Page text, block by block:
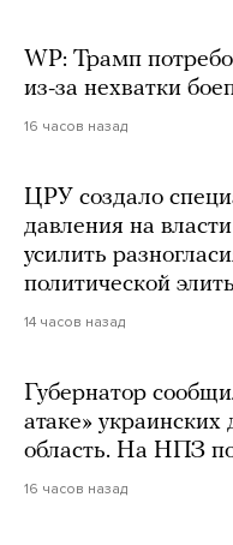
WP: Трамп
из-за нехватки
16 часов назад
ЦРУ создало
давления на
усилить
политической
14 часов назад
Губернатор
атаке»
область. На НПЗ
16 часов назад